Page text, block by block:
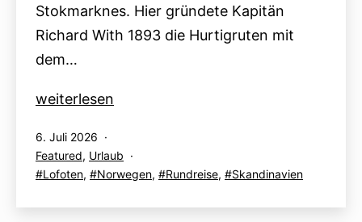
Stokmarknes. Hier gründete Kapitän
Richard With 1893 die Hurtigruten mit
dem…
Lofoten
Tag
3:
(Stokmarknes),
weiterlesen
Veröffentlicht
am
6. Juli 2026
Kategorisiert
als
Featured, Urlaub
Verschlagwortet
Lofoten, Norwegen, Rundreise, Skandinavien